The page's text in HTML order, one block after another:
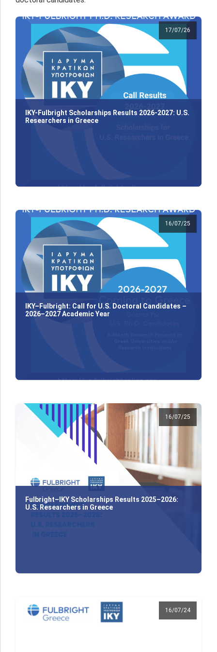
17/07/26
IKY-Fulbright Scholarships Results 2026-2027: U.S.
Researchers in Greece
16/07/25
IKY–Fulbright: Call for U.S. Doctoral Candidates –
2026–2027 Academic Year
16/07/25
Fulbright–IKY Scholarships Results 2025–2026:
U.S. Researchers in Greece
16/07/24